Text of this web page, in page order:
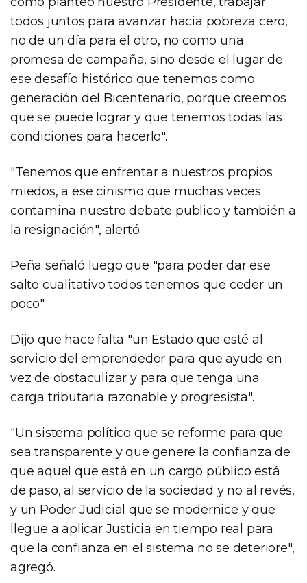
todos juntos para avanzar hacia pobreza cero,
no de un día para el otro, no como una
promesa de campaña, sino desde el lugar de
ese desafío histórico que tenemos como
generación del Bicentenario, porque creemos
que se puede lograr y que tenemos todas las
condiciones para hacerlo".
"Tenemos que enfrentar a nuestros propios
miedos, a ese cinismo que muchas veces
contamina nuestro debate publico y también a
la resignación", alertó.
Peña señaló luego que "para poder dar ese
salto cualitativo todos tenemos que ceder un
poco".
Dijo que hace falta "un Estado que esté al
servicio del emprendedor para que ayude en
vez de obstaculizar y para que tenga una
carga tributaria razonable y progresista".
"Un sistema político que se reforme para que
sea transparente y que genere la confianza de
que aquel que está en un cargo público está
de paso, al servicio de la sociedad y no al revés,
y un Poder Judicial que se modernice y que
llegue a aplicar Justicia en tiempo real para
que la confianza en el sistema no se deteriore",
agregó.